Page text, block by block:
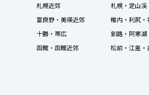
札幌近郊 札幌・定山渓
富良野・美瑛近郊
稚内・利尻・
十勝・帯広
釧路・阿寒
函館・函館近郊
松前・江差・